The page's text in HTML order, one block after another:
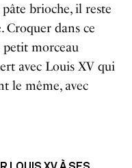
brioche, il reste
dans ce
petit morceau
avec Louis XV qui
le même, avec